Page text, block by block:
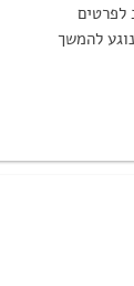
לפרטים
להמשך